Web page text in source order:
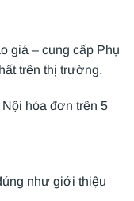
giá – cung cấp Phụ
trên thị trường.
hóa đơn trên 5
như giới thiệu